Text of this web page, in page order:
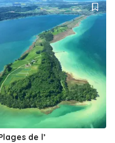
de l’